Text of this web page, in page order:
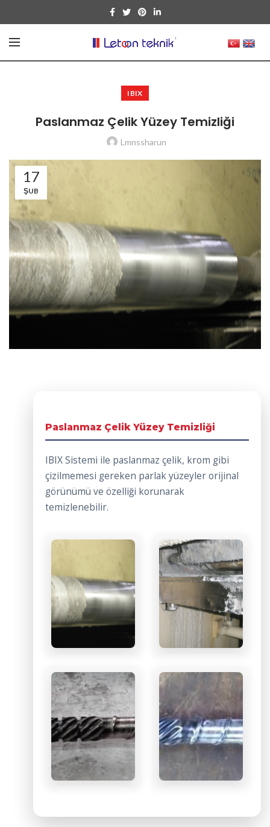
IBIX
Paslanmaz Çelik Yüzey Temizliği
Lmnssharun
17
ŞUB
Paslanmaz Çelik Yüzey Temizliği
IBIX Sistemi ile paslanmaz çelik, krom gibi
çizilmemesi gereken parlak yüzeyler orijinal
görünümü ve özelliği korunarak
temizlenebilir.